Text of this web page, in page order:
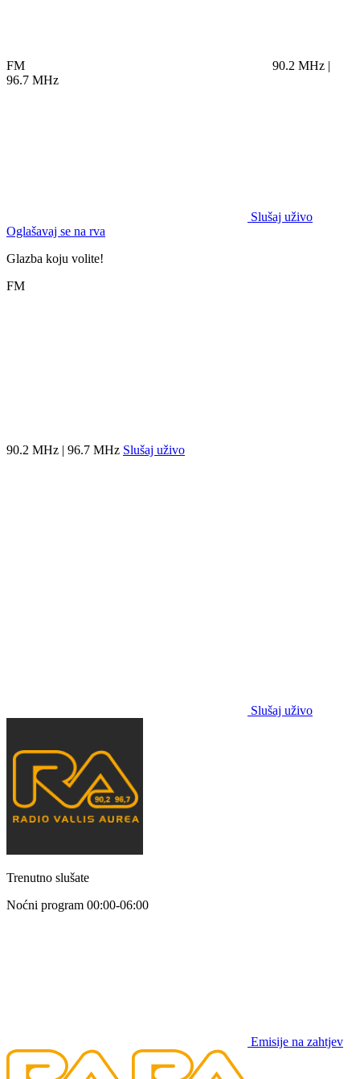
FM
90.2 MHz |
96.7 MHz
Slušaj uživo
Oglašavaj se na rva
Glazba koju volite!
FM
90.2 MHz | 96.7 MHz Slušaj uživo
Slušaj uživo
Trenutno slušate
Noćni program 00:00-06:00
Emisije na zahtjev